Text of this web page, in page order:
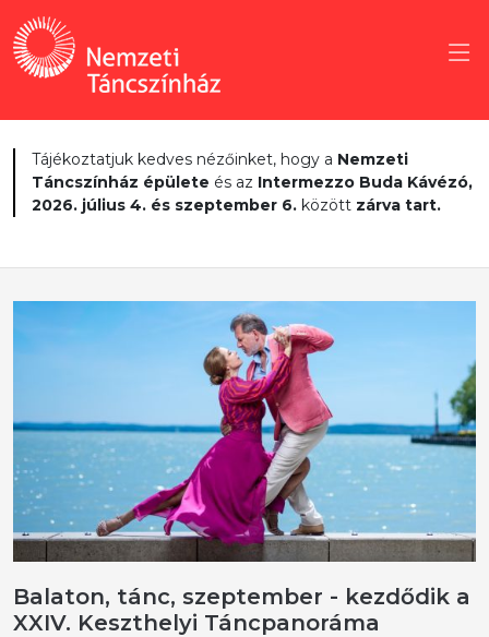
Tájékoztatjuk kedves nézőinket, hogy a Nemzeti
Táncszínház épülete és az Intermezzo Buda Kávézó,
2026. július 4. és szeptember 6. között zárva tart.
Balaton, tánc, szeptember - kezdődik a
XXIV. Keszthelyi Táncpanoráma